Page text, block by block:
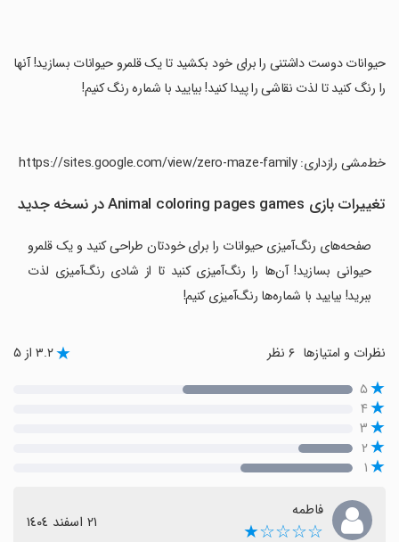
‏حیوانات دوست داشتنی را برای خود بکشید تا یک قلمرو حیوانات بسازید! آنها
را رنگ کنید تا لذت نقاشی را پیدا کنید! بیایید با شماره رنگ کنیم!
‏خط‌مشی رازداری: https://sites.google.com/view/zero-maze-family
تغییرات بازی Animal coloring pages games در نسخه جدید
صفحه‌های رنگ‌آمیزی حیوانات را برای خودتان طراحی کنید و یک قلمرو
حیوانی بسازید! آن‌ها را رنگ‌آمیزی کنید تا از شادی رنگ‌آمیزی لذت
ببرید! بیایید با شماره‌ها رنگ‌آمیزی کنیم!
نظرات و امتیازها ۳.۲ از ۵
۵
۴
۳
۲
۱
فاطمه
☆☆☆☆★ ٢١ اسفند ١٤٠٤